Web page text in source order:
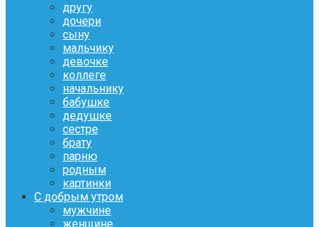
другу
дочери
сыну
мальчику
девочке
коллеге
начальнику
бабушке
дедушке
сестре
брату
парню
родным
картинки
С добрым утром
мужчине
женщине